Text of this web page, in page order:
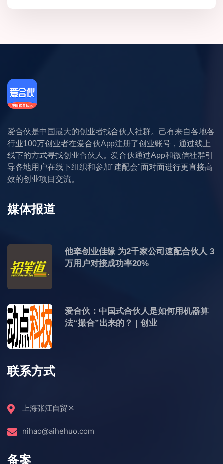
爱合伙是中国最大的创业者找合伙人社群。己有来自各地各
行业100万创业者在爱合伙App注册了创业账号，通过线上
线下的方式寻找创业合伙人。爱合伙通过App和微信社群引
导各地用户在线下组织和参加"速配会"面对面进行更直接高
效的创业项目交流。
媒体报道
他牵创业佳缘 为2千家公司速配合伙人 3
万用户对接成功率20%
爱合伙：中国式合伙人是如何用机器算
法“撮合”出来的？ | 创业
联系方式
上海张江自贸区
nihao@aihehuo.com
备案